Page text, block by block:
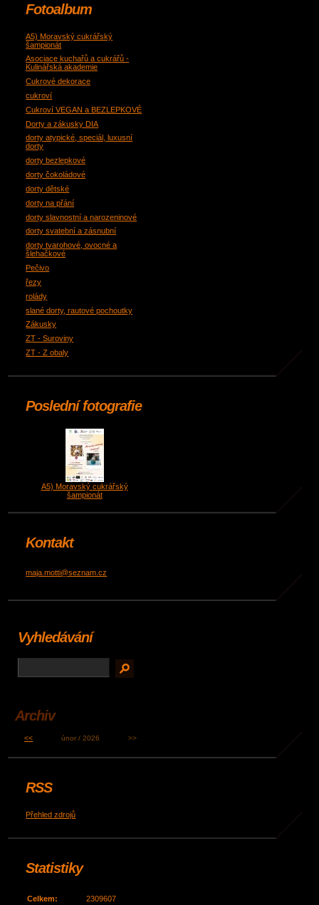
Fotoalbum
A5) Moravský cukrářský
šampionát
Asociace kuchařů a cukrářů -
Kulinářská akademie
Cukrové dekorace
cukroví
Cukroví VEGAN a BEZLEPKOVÉ
Dorty a zákusky DIA
dorty atypické, speciál, luxusní
dorty
dorty bezlepkové
dorty čokoládové
dorty dětské
dorty na přání
dorty slavnostní a narozeninové
dorty svatební a zásnubní
dorty tvarohové, ovocné a
šlehačkové
Pečivo
řezy
rolády
slané dorty, rautové pochoutky
Zákusky
ZT - Suroviny
ZT - Z obaly
Poslední fotografie
A5) Moravský cukrářský
šampionát
Kontakt
maja.motti@seznam.cz
Vyhledávání
Archiv
<< únor / 2026 >>
RSS
Přehled zdrojů
Statistiky
Celkem: 2309607